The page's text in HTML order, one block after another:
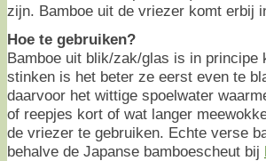
zijn. Bamboe uit de vriezer komt erbij
Hoe te gebruiken?
Bamboe uit blik/zak/glas is in
stinken is het beter ze eerst even te
daarvoor het wittige spoelwater
of reepjes kort of wat langer
de vriezer te gebruiken. Echte verse
behalve de Japanse bamboescheut bij